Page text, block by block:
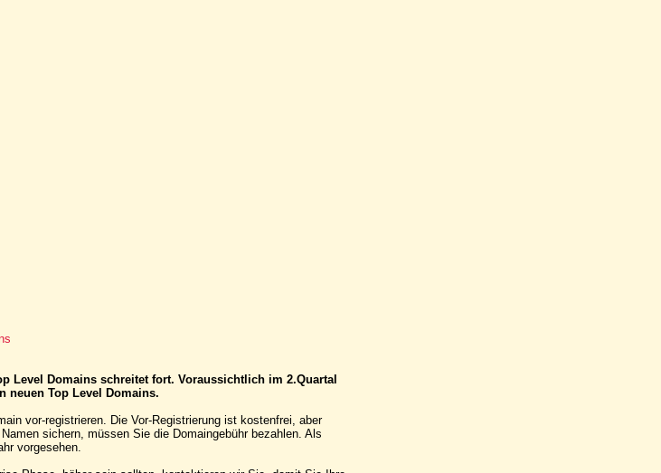
Level Domains schreitet fort. Voraussichtlich im 2.Quartal
neuen Top Level Domains.
vor-registrieren. Die Vor-Registrierung ist kostenfrei, aber
sichern, müssen Sie die Domaingebühr bezahlen. Als
vorgesehen.